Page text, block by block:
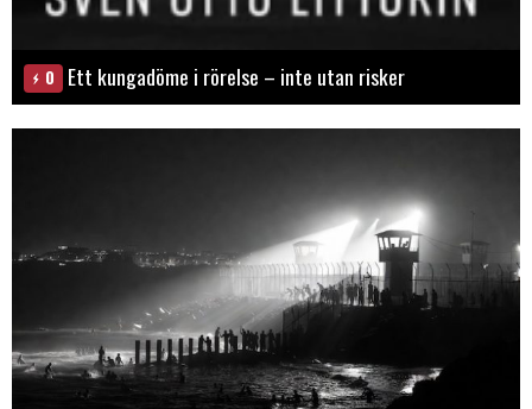
0 Ett kungadöme i rörelse – inte utan risker